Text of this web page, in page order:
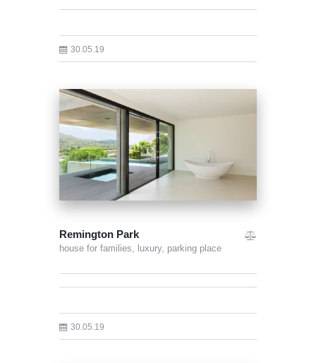
30.05.19
Remington Park
house for families, luxury, parking place
30.05.19